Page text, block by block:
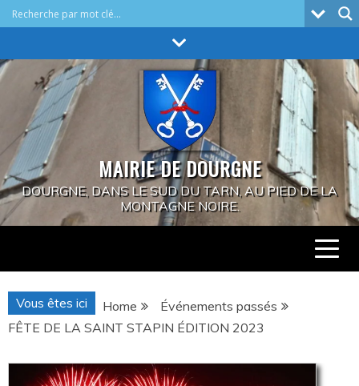
to
content
MAIRIE DE DOURGNE
DOURGNE, DANS LE SUD DU TARN, AU PIED DE LA
MONTAGNE NOIRE.
Vous êtes ici Home
Événements passés
FÊTE DE LA SAINT STAPIN ÉDITION 2023